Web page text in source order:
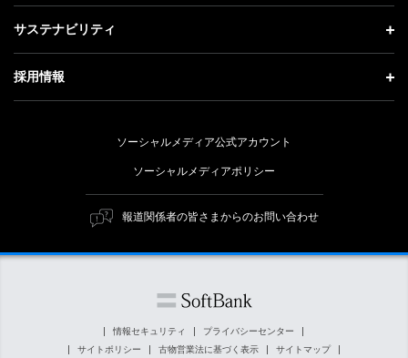
記者説明会
事業紹介
ガバナンス
成長戦略「Activate AI for Society」
人材戦略
投資家情報 トップ
経営方針
個人投資家の皆さまへ
株式と社債について
サステナビリティ
サステナビリティ トップ
トップメッセージ
ESG方針・体制
マテリアリティ（重要課題）
ESGの主な取り組み
外部評価・イニシアチブ
採用情報
キャリア採用
障がい者採用
ソーシャルメディア公式アカウント
ソーシャルメディアポリシー
報道関係者の皆さまからのお問い合わせ
情報セキュリティ
プライバシーセンター
サイトポリシー
古物営業法に基づく表示 サイトマップ